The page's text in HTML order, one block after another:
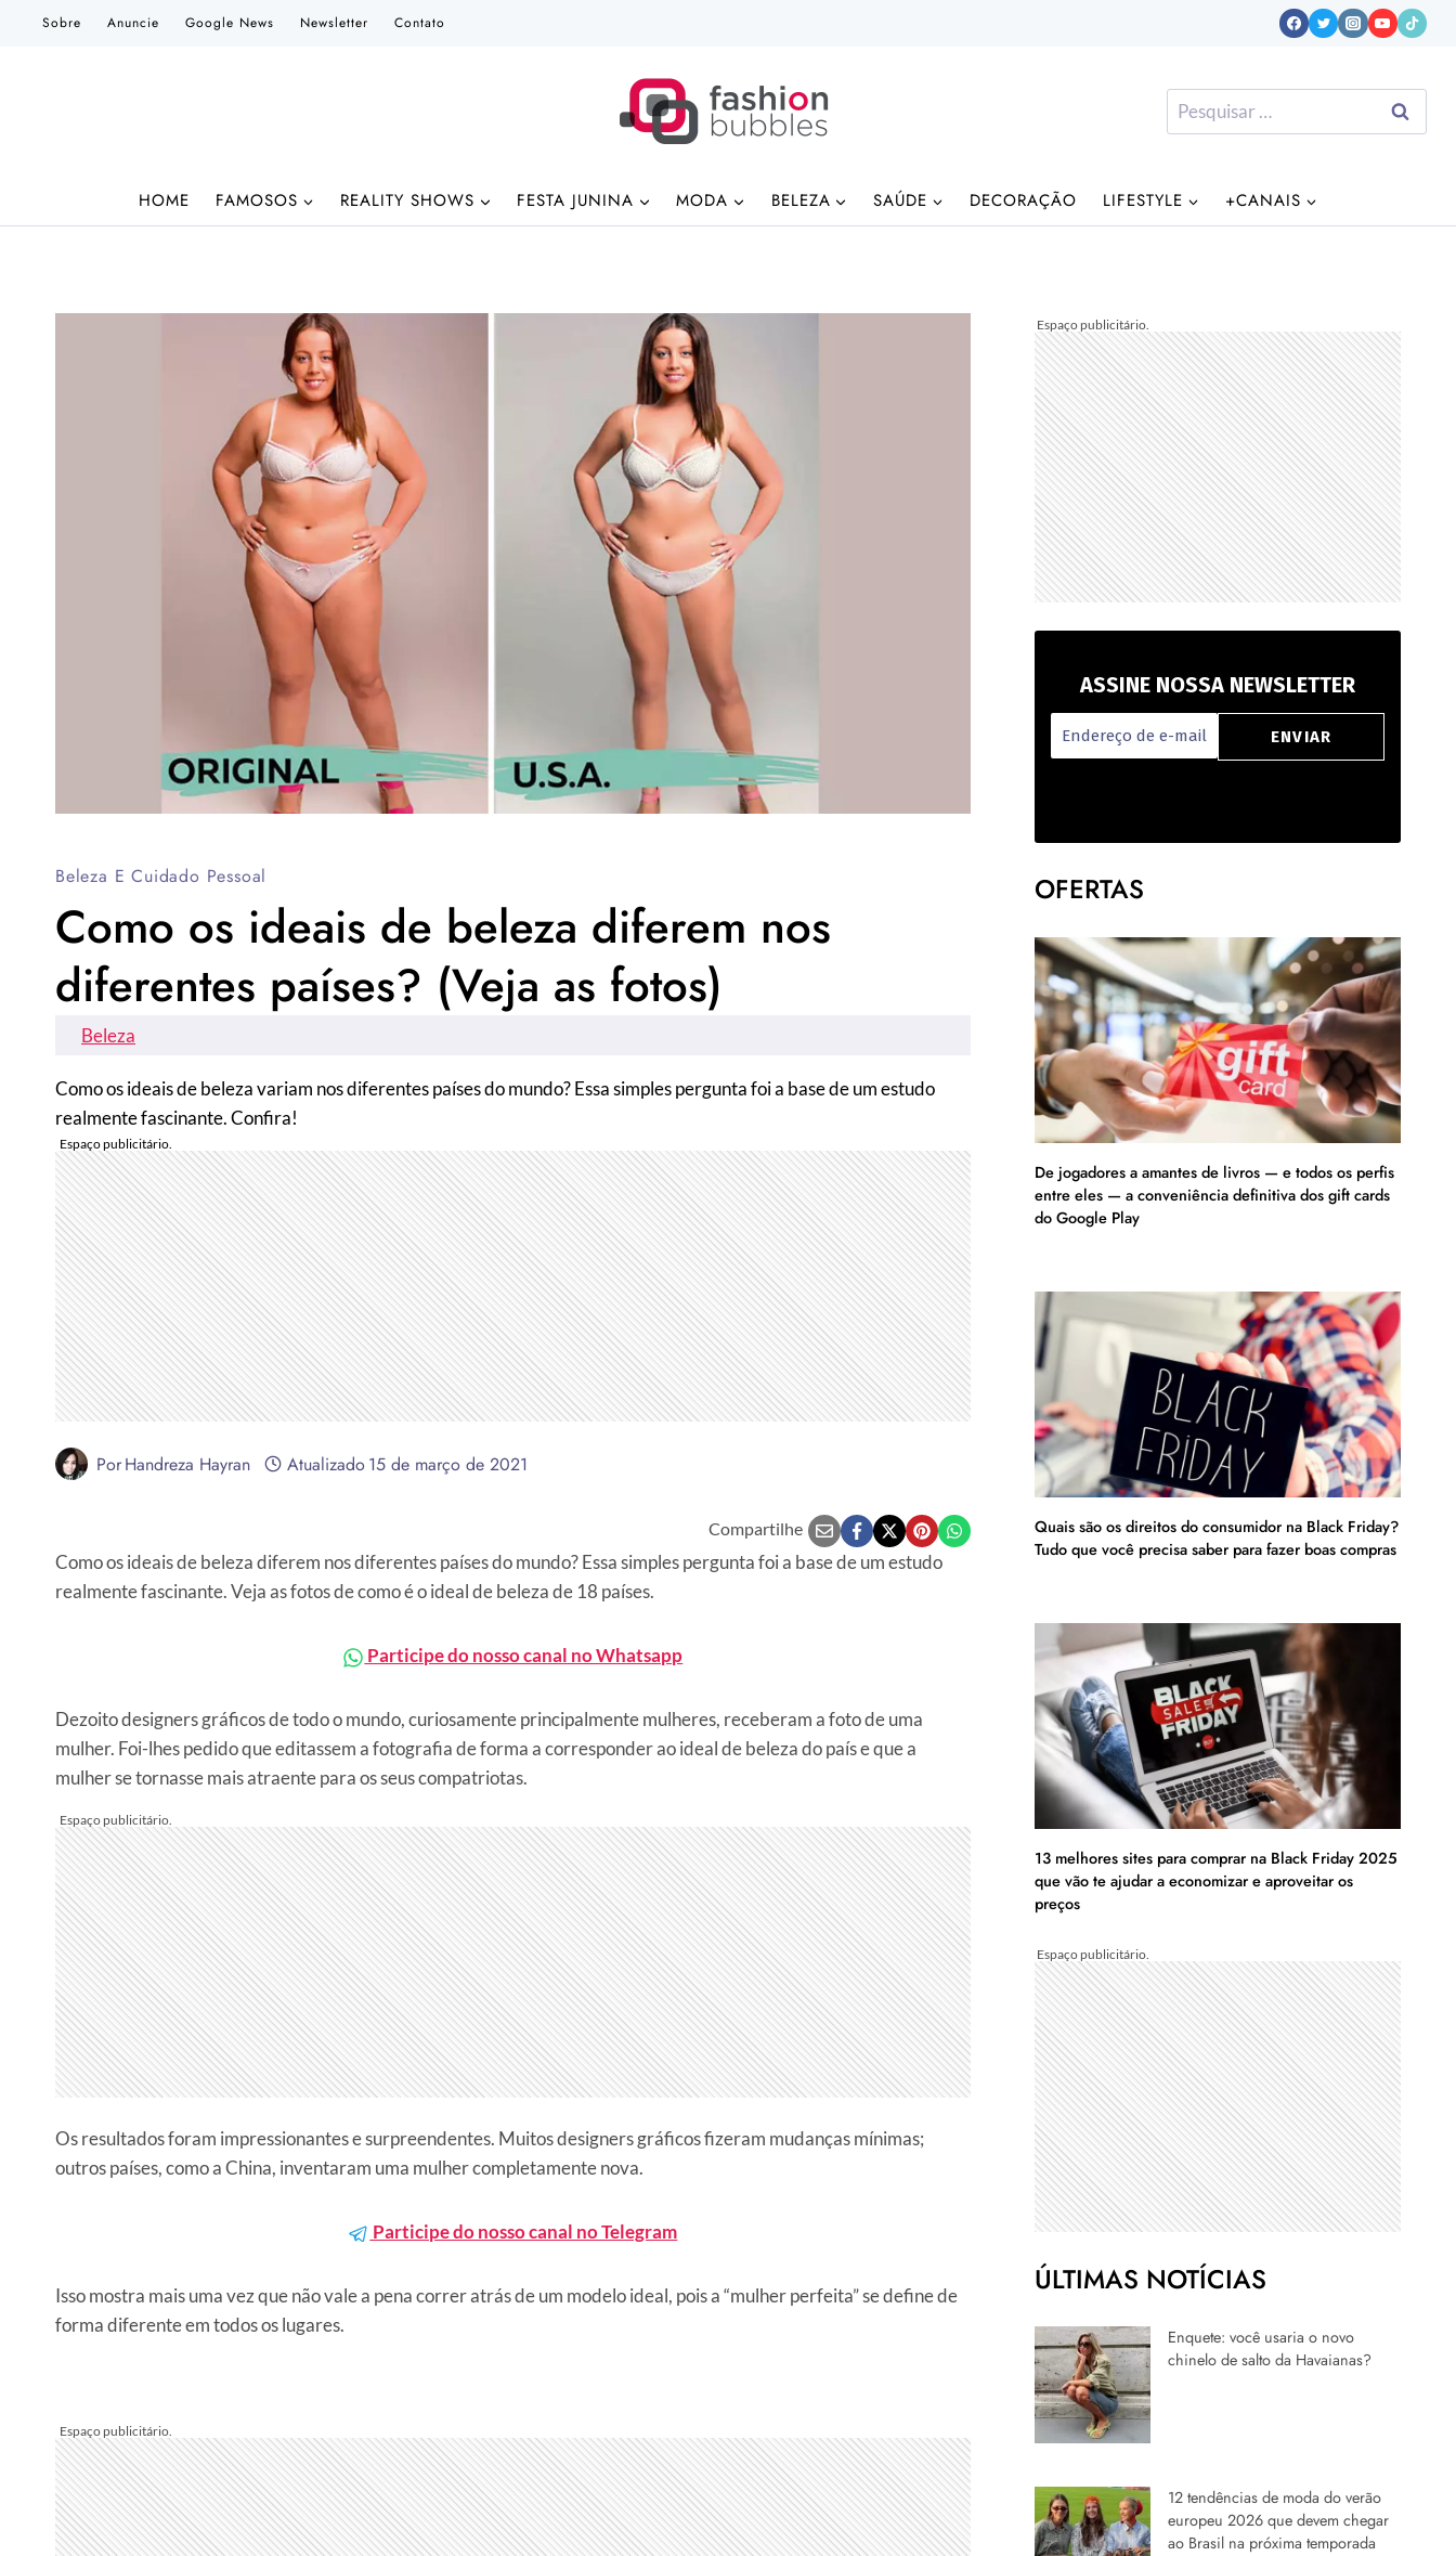
Sobre Anuncie Google News Newsletter Contato
Pesquisar
por:
HOME FAMOSOS REALITY SHOWS FESTA JUNINA MODA BELEZA SAÚDE DECORAÇÃO LIFESTYLE +CANAIS
Beleza E Cuidado Pessoal
Como os ideais de beleza diferem nos
diferentes países? (Veja as fotos)
Beleza
Como os ideais de beleza variam nos diferentes países do mundo? Essa simples pergunta foi a base de um estudo
realmente fascinante. Confira!
PorHandreza Hayran Atualizado15 de março de 2021
Compartilhe
Como os ideais de beleza diferem nos diferentes países do mundo? Essa simples pergunta foi a base de um estudo
realmente fascinante. Veja as fotos de como é o ideal de beleza de 18 países.
Participe do nosso canal no Whatsapp
Dezoito designers gráficos de todo o mundo, curiosamente principalmente mulheres, receberam a foto de uma
mulher. Foi-lhes pedido que editassem a fotografia de forma a corresponder ao ideal de beleza do país e que a
mulher se tornasse mais atraente para os seus compatriotas.
Os resultados foram impressionantes e surpreendentes. Muitos designers gráficos fizeram mudanças mínimas;
outros países, como a China, inventaram uma mulher completamente nova.
Participe do nosso canal no Telegram
Isso mostra mais uma vez que não vale a pena correr atrás de um modelo ideal, pois a “mulher perfeita” se define de
forma diferente em todos os lugares.
ASSINE NOSSA NEWSLETTER
OFERTAS
De jogadores a amantes de livros — e todos os perfis
entre eles — a conveniência definitiva dos gift cards
do Google Play
Quais são os direitos do consumidor na Black Friday?
Tudo que você precisa saber para fazer boas compras
13 melhores sites para comprar na Black Friday 2025
que vão te ajudar a economizar e aproveitar os
preços
ÚLTIMAS NOTÍCIAS
Enquete: você usaria o novo
chinelo de salto da Havaianas?
12 tendências de moda do verão
europeu 2026 que devem chegar
ao Brasil na próxima temporada